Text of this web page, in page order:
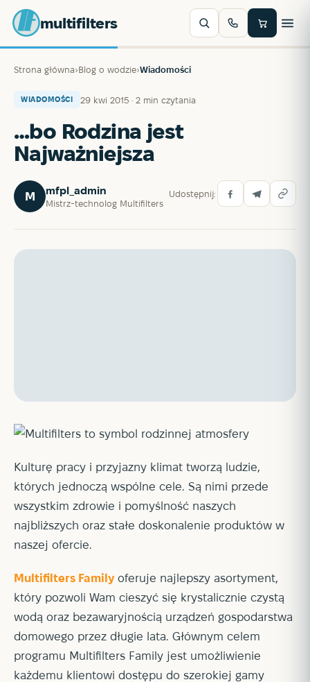
multifilters
Strona główna›Blog o wodzie›Wiadomości
WIADOMOŚCI 29 kwi 2015 · 2 min czytania
…bo Rodzina jest
Najważniejsza
M mfpl_admin
Mistrz-technolog Multifilters
Udostępnij:
Kulturę pracy i przyjazny klimat tworzą ludzie,
których jednoczą wspólne cele. Są nimi przede
wszystkim zdrowie i pomyślność naszych
najbliższych oraz stałe doskonalenie produktów w
naszej ofercie.
Multifilters Familyoferuje najlepszy asortyment,
który pozwoli Wam cieszyć się krystalicznie czystą
wodą oraz bezawaryjnością urządzeń gospodarstwa
domowego przez długie lata. Głównym celem
programu Multifilters Family jest umożliwienie
każdemu klientowi dostępu do szerokiej gamy